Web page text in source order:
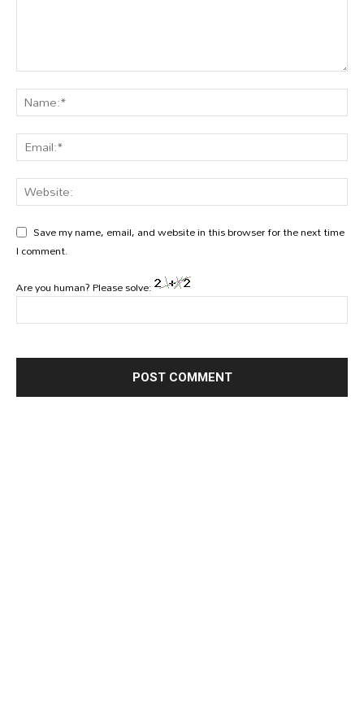
Save my name, email, and website in this browser for the next time
I comment.
Are you human? Please solve: